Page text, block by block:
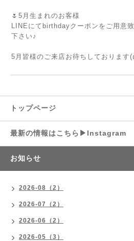
🌷5月生まれのお客様
LINEにてbirthdayクーポンをご用意
下さい♪
5月皆様のご来店お待ちしております
トップページ
最新の情報はこちら▶︎Instagram
お知らせ
2026-08（2）
2026-07（2）
2026-06（2）
2026-05（3）